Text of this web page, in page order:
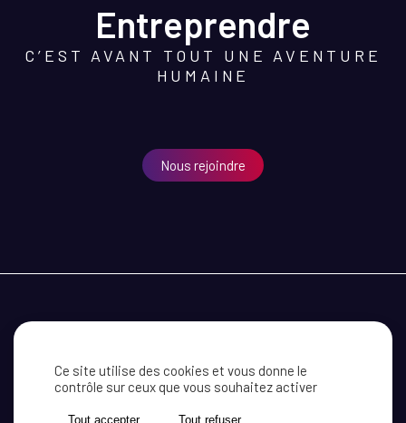
Entreprendre
C’EST AVANT TOUT UNE AVENTURE
HUMAINE
Nous rejoindre
CONTACT
MENTIONS LÉGALES
Ce site utilise des cookies et vous donne le
contrôle sur ceux que vous souhaitez activer
Tout accepter Tout refuser